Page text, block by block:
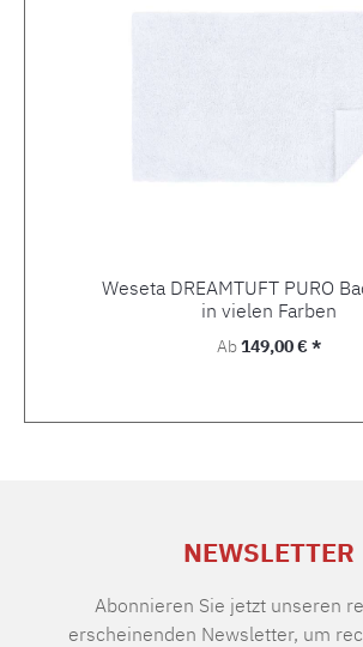
Weseta DREAMTUFT PURO
in vielen Farben
Regulärer Preis:
Ab149,00 € *
NEWSLETTER
Abonnieren Sie jetzt unseren
erscheinenden Newsletter, um